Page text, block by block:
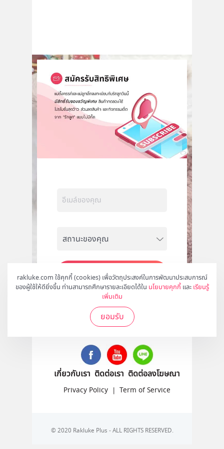
rakluke.com ใช้คุกกี้ (cookies) เพื่อวัตถุประสงค์ในการพัฒนาประสบการณ์
ของผู้ใช้ให้ดียิ่งขึ้น ท่านสามารถศึกษารายละเอียดได้ใน นโยบายคุกกี้ และ เรียนรู้
เพิ่มเติม
ยอมรับ
สมัคร
ติดตามเราได้ที่
เกี่ยวกับเรา ติดต่อเรา ติดต่อลงโฆษณา
Privacy Policy | Term of Service
© 2020 Rakluke Plus - ALL RIGHTS RESERVED.